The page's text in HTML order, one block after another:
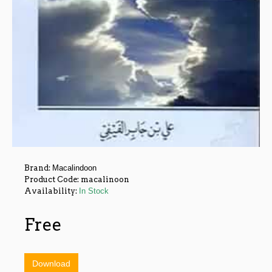
Brand: Macalindoon
Product Code: macalinoon
Availability: In Stock
Free
Download